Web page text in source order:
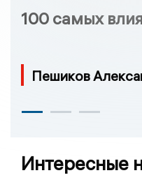
100 самых
Пешиков
Интересные